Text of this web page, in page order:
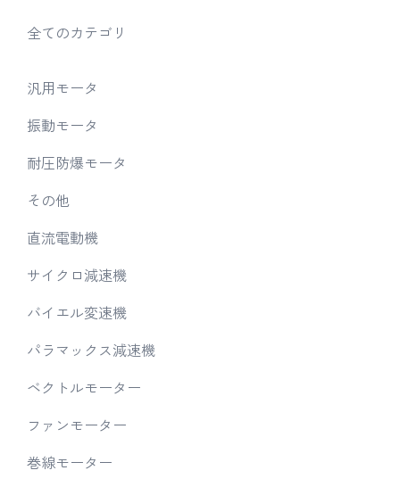
全てのカテゴリ
汎用モータ
振動モータ
耐圧防爆モータ
その他
直流電動機
サイクロ減速機
バイエル変速機
パラマックス減速機
ベクトルモーター
ファンモーター
巻線モーター